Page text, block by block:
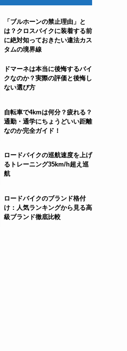
「ブルホーンの禁止理由」と
は？クロスバイクに装着する前
に絶対知っておきたい違法カス
タムの境界線
ドマーネは本当に後悔するバイ
クなのか？実際の評価と後悔し
ない選び方
自転車で4kmは何分？疲れる？
通勤・通学にちょうどいい距離
なのか完全ガイド！
ロードバイクの巡航速度を上げ
るトレーニング35km/h超え巡
航
ロードバイクのブランド格付
け：人気ランキングから見る高
級ブランド徹底比較